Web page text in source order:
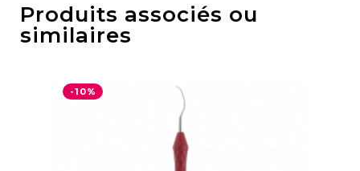
Produits associés ou
similaires
-10%